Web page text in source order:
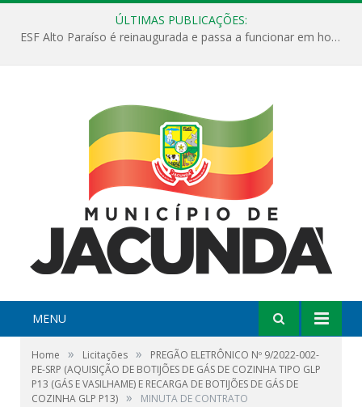
ÚLTIMAS PUBLICAÇÕES:
ESF Alto Paraíso é reinaugurada e passa a funcionar em horário estendido
MENU
Home » Licitações »
PREGÃO ELETRÔNICO Nº 9/2022-002-
PE-SRP (AQUISIÇÃO DE BOTIJÕES DE GÁS DE COZINHA TIPO GLP
P13 (GÁS E VASILHAME) E RECARGA DE BOTIJÕES DE GÁS DE
COZINHA GLP P13) » MINUTA DE CONTRATO